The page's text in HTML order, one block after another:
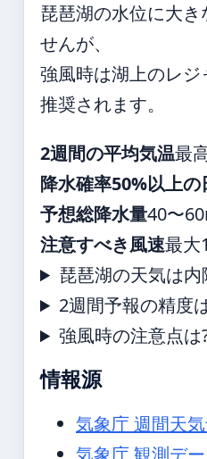
琵琶湖の水位に大き
せんが、
強風時は湖上のレ
推奨されます。
2週間の平均気温最
降水確率50%以上の
予想総降水量40〜
注意すべき風速最大
琵琶湖の天気は
2週間予報の精度
強風時の注意点は
情報源
気象庁 週間天